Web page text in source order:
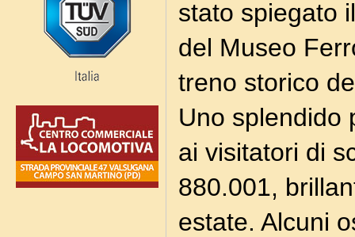
stato spiegato
del Museo
treno storico
Uno splendido
ai visitatori di
880.001,
estate. Alcuni